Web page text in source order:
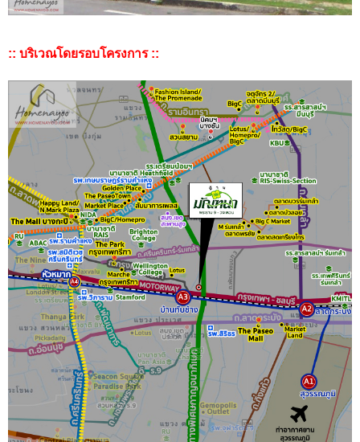
:: บริเวณโดยรอบโครงการ ::